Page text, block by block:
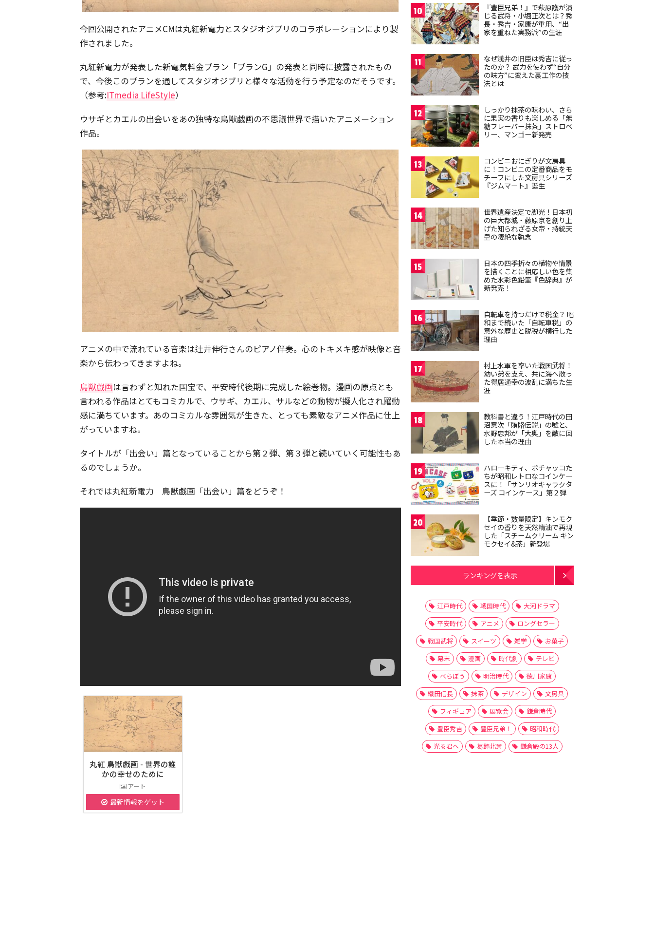
今回公開されたアニメCMは丸紅新電力とスタジオジブリのコラボレーションにより製
作されました。
丸紅新電力が発表した新電気料金プラン「プランG」の発表と同時に披露されたもの
で、今後このプランを通してスタジオジブリと様々な活動を行う予定なのだそうです。
（参考:ITmedia LifeStyle）
ウサギとカエルの出会いをあの独特な鳥獣戯画の不思議世界で描いたアニメーション
作品。
アニメの中で流れている音楽は辻井伸行さんのピアノ伴奏。心のトキメキ感が映像と音
楽から伝わってきますよね。
鳥獣戯画は言わずと知れた国宝で、平安時代後期に完成した絵巻物。漫画の原点とも
言われる作品はとてもコミカルで、ウサギ、カエル、サルなどの動物が擬人化され躍動
感に満ちています。あのコミカルな雰囲気が生きた、とっても素敵なアニメ作品に仕上
がっていますね。
タイトルが「出会い」篇となっていることから第２弾、第３弾と続いていく可能性もあ
るのでしょうか。
それでは丸紅新電力 鳥獣戯画「出会い」篇をどうぞ！
丸紅 鳥獣戯画 - 世界の誰
かの幸せのために
アート
最新情報をゲット
10
『豊臣兄弟！』で萩原護が演
じる武将・小堀正次とは？秀
長・秀吉・家康が重用、“出
家を重ねた実務派”の生涯
11
なぜ浅井の旧臣は秀吉に従っ
たのか？ 武力を使わず“自分
の味方”に変えた裏工作の技
法とは
12
しっかり抹茶の味わい、さら
に果実の香りも楽しめる「無
糖フレーバー抹茶」ストロベ
リー、マンゴー新発売
13
コンビニおにぎりが文房具
に！コンビニの定番商品をモ
チーフにした文房具シリーズ
『ジムマート』誕生
14
世界遺産決定で脚光！日本初
の巨大都城・藤原京を創り上
げた知られざる女帝・持統天
皇の凄絶な執念
15
日本の四季折々の植物や情景
を描くことに相応しい色を集
めた水彩色鉛筆『色辞典』が
新発売！
16
自転車を持つだけで税金？ 昭
和まで続いた「自転車税」の
意外な歴史と脱税が横行した
理由
17
村上水軍を率いた戦国武将！
幼い弟を支え、共に海へ散っ
た得居通幸の波乱に満ちた生
涯
18
教科書と違う！江戸時代の田
沼意次「賄賂伝説」の嘘と、
水野忠邦が「大奥」を敵に回
した本当の理由
19
ハローキティ、ポチャッコた
ちが昭和レトロなコインケー
スに！「サンリオキャラクタ
ーズ コインケース」第２弾
20
【季節・数量限定】キンモク
セイの香りを天然精油で再現
した「スチームクリーム キン
モクセイ&茶」新登場
ランキングを表示
江戸時代 戦国時代
大河ドラマ
平安時代
アニメ
ロングセラー
戦国武将
スイーツ 雑学
お菓子
幕末
漫画 時代劇
テレビ
べらぼう
明治時代
徳川家康
織田信長
抹茶 デザイン
文房具
フィギュア
展覧会
鎌倉時代
豊臣秀吉
豊臣兄弟！
昭和時代
光る君へ
葛飾北斎 鎌倉殿の13人